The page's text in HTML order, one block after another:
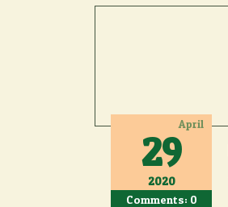
April
29
2020
Comments: 0